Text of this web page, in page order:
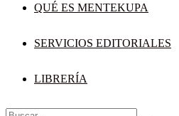
QUÉ ES MENTEKUPA
SERVICIOS EDITORIALES
LIBRERÍA